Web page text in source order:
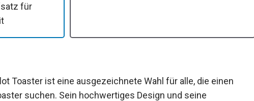
für
Toaster ist eine ausgezeichnete Wahl für alle, die einen
suchen. Sein hochwertiges Design und seine